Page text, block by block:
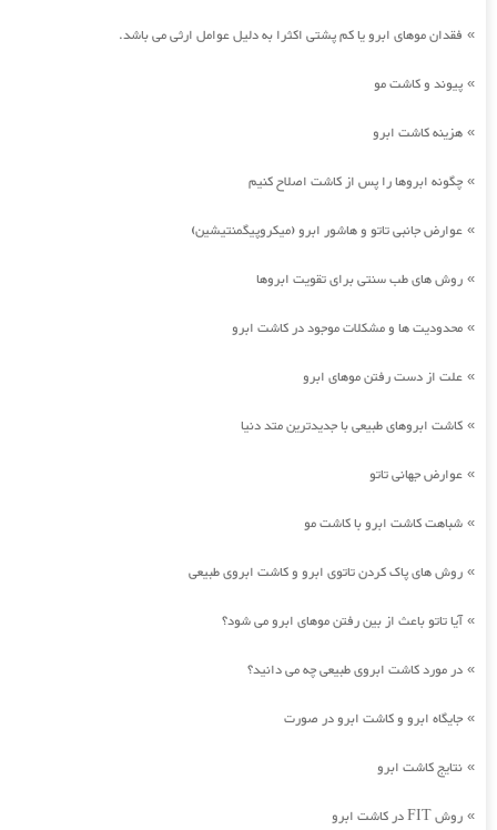
» فقدان موهای ابرو یا کم پشتی اکثرا به دلیل عوامل ارثی می باشد.
» پیوند و کاشت مو
» هزینه کاشت ابرو
» چگونه ابروها را پس از کاشت اصلاح کنیم
» عوارض جانبی تاتو و هاشور ابرو (میکروپیگمنتیشین)
» روش های طب سنتی برای تقویت ابروها
» محدودیت ها و مشکلات موجود در کاشت ابرو
» علت از دست رفتن موهای ابرو
» کاشت ابروهای طبیعی با جدیدترین متد دنیا
» عوارض جهانی تاتو
» شباهت کاشت ابرو با کاشت مو
» روش های پاک کردن تاتوی ابرو و کاشت ابروی طبیعی
»آیا تاتو باعث از بین رفتن موهای ابرو می شود؟
» در مورد کاشت ابروی طبیعی چه می دانید؟
» جایگاه ابرو و کاشت ابرو در صورت
» نتایج کاشت ابرو
» روش FIT در کاشت ابرو